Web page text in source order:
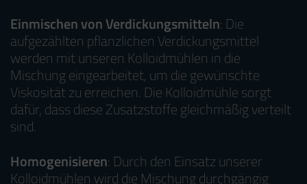
Einmischen von Verdickungsmitteln: Die
aufgezählten pflanzlichen Verdickungsmittel
werden mit unseren Kolloidmühlen in die
Mischung eingearbeitet, um die gewünschte
Viskosität zu erreichen. Die Kolloidmühle sorgt
dafür, dass diese Zusatzstoffe gleichmäßig verteilt
sind.
Homogenisieren: Durch den Einsatz unserer
Kolloidmühlen wird die Mischung durchgängig